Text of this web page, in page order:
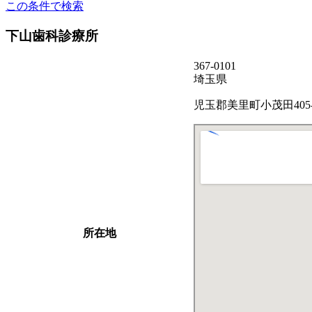
この条件で検索
下山歯科診療所
所在地
367-0101
埼玉県
児玉郡美里町小茂田